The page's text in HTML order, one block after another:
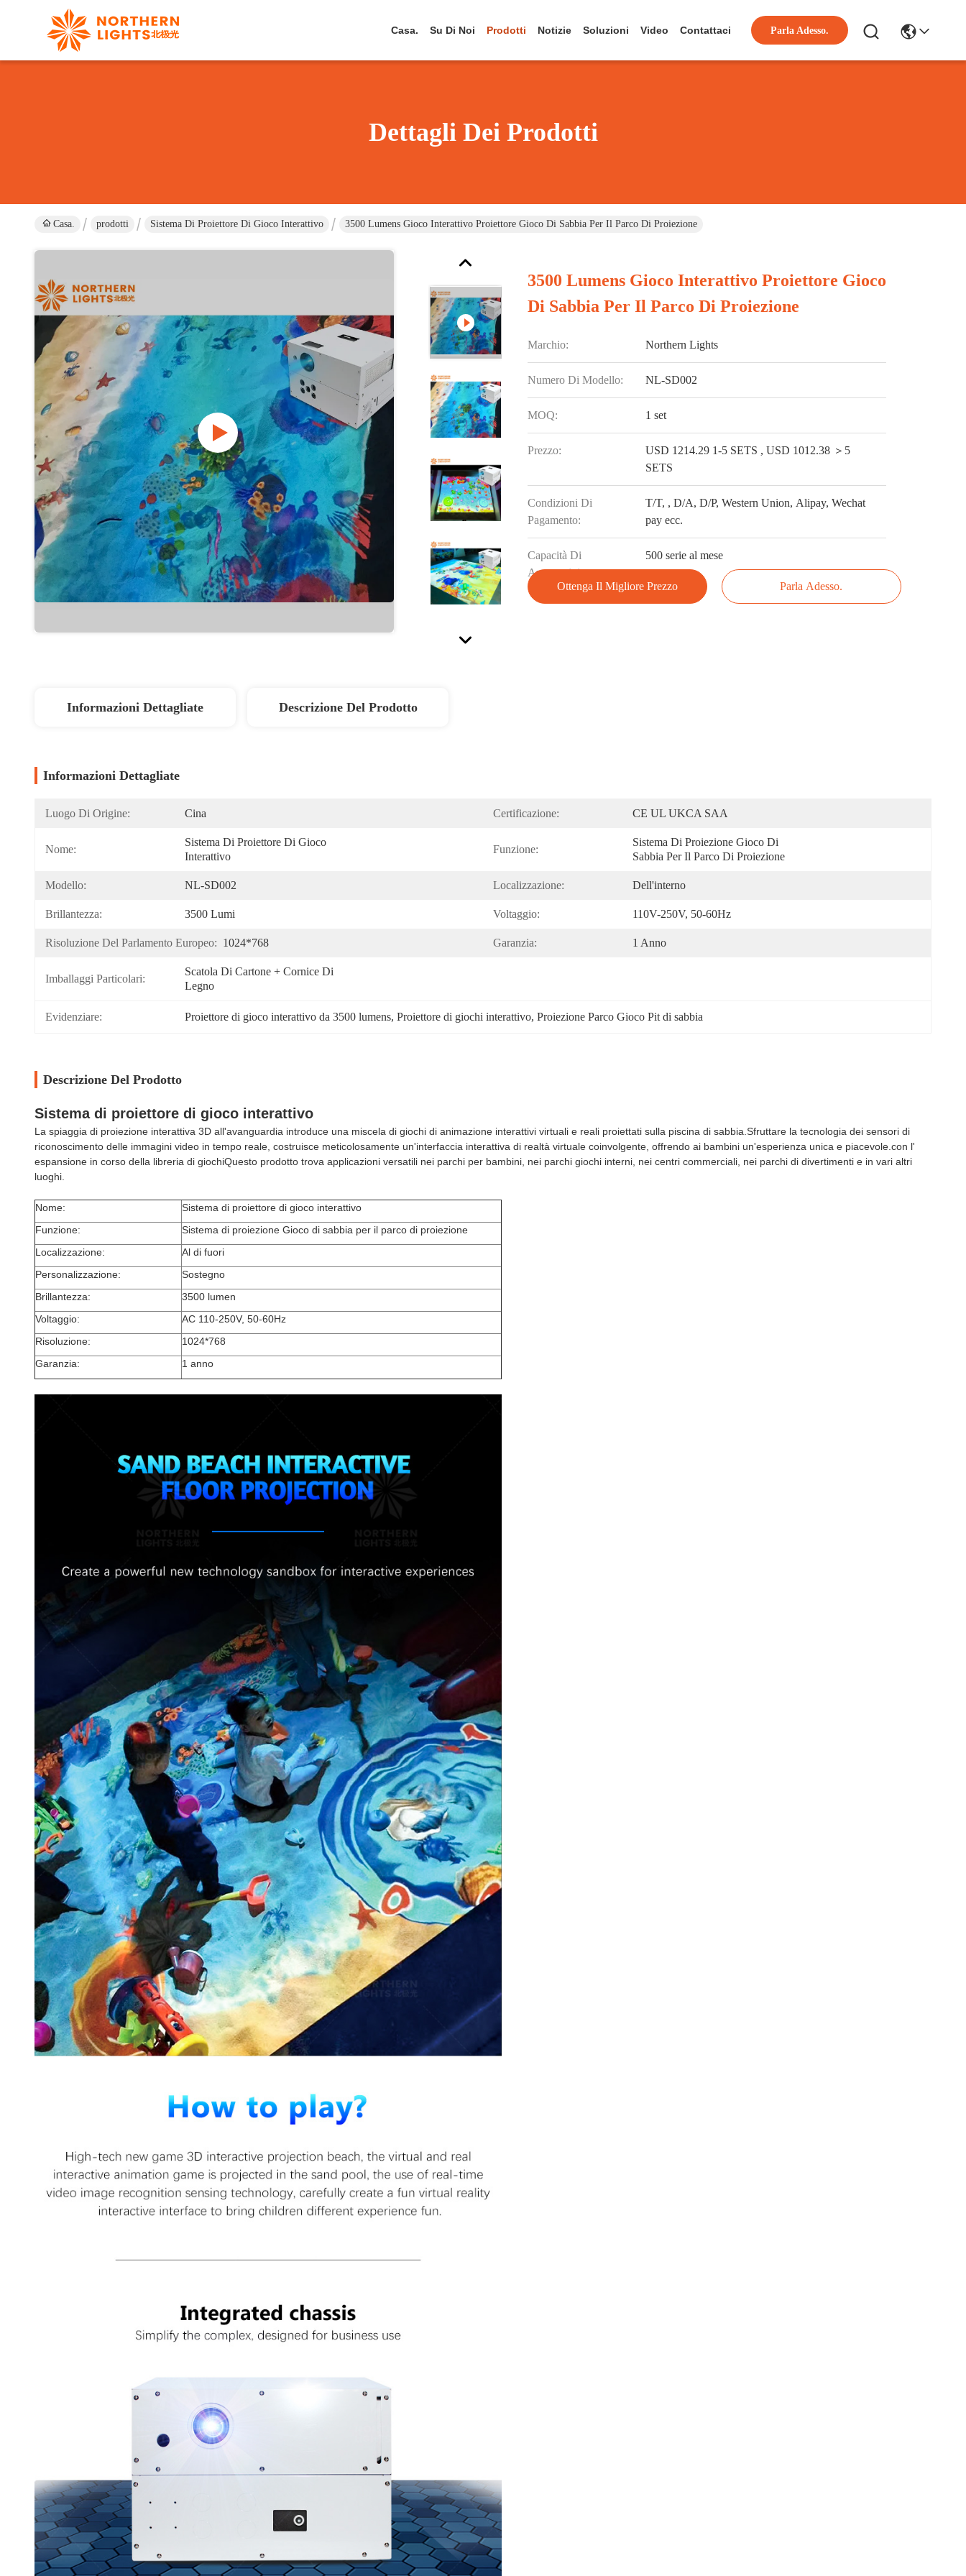
Casa. Su Di Noi Prodotti Notizie Soluzioni Video Contattaci Parla Adesso.
Dettagli Dei Prodotti
Casa. prodotti Sistema Di Proiettore Di Gioco Interattivo 3500 Lumens Gioco Interattivo Proiettore Gioco Di Sabbia Per Il Parco Di Proiezione
3500 Lumens Gioco Interattivo Proiettore Gioco
Di Sabbia Per Il Parco Di Proiezione
Marchio: Northern Lights
Numero Di Modello: NL-SD002
MOQ: 1 set
Prezzo:
USD 1214.29 1-5 SETS , USD 1012.38 ＞5
SETS
Condizioni Di
Pagamento:
T/T, , D/A, D/P, Western Union, Alipay, Wechat
pay ecc.
Capacità Di
Approvvigionamento:
500 serie al mese
Ottenga Il Migliore Prezzo Parla Adesso.
Informazioni Dettagliate Descrizione Del Prodotto
Informazioni Dettagliate
Luogo Di Origine: Cina Certificazione: CE UL UKCA SAA
Nome:
Sistema Di Proiettore Di Gioco
Interattivo
Funzione:
Sistema Di Proiezione Gioco Di
Sabbia Per Il Parco Di Proiezione
Modello: NL-SD002 Localizzazione: Dell'interno
Brillantezza: 3500 Lumi Voltaggio: 110V-250V, 50-60Hz
Risoluzione Del Parlamento Europeo: 1024*768 Garanzia: 1 Anno
Imballaggi Particolari:
Scatola Di Cartone + Cornice Di
Legno
Evidenziare: Proiettore di gioco interattivo da 3500 lumens, Proiettore di giochi interattivo, Proiezione Parco Gioco Pit di sabbia
Descrizione Del Prodotto
Sistema di proiettore di gioco interattivo
La spiaggia di proiezione interattiva 3D all'avanguardia introduce una miscela di giochi di animazione interattivi virtuali e reali proiettati sulla piscina di sabbia.Sfruttare la tecnologia dei sensori di
riconoscimento delle immagini video in tempo reale, costruisce meticolosamente un'interfaccia interattiva di realtà virtuale coinvolgente, offrendo ai bambini un'esperienza unica e piacevole.con l'
espansione in corso della libreria di giochiQuesto prodotto trova applicazioni versatili nei parchi per bambini, nei parchi giochi interni, nei centri commerciali, nei parchi di divertimenti e in vari altri
luoghi.
Nome:
Sistema di proiettore di gioco interattivo
Funzione:
Sistema di proiezione Gioco di sabbia per il parco di proiezione
Localizzazione:
Al di fuori
Personalizzazione:
Sostegno
Brillantezza:
3500 lumen
Voltaggio:
AC 110-250V, 50-60Hz
Risoluzione:
1024*768
Garanzia:
1 anno